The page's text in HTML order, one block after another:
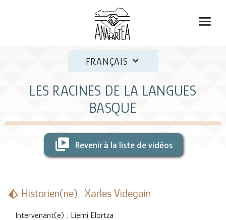
FRANÇAIS
LES RACINES DE LA LANGUES
BASQUE
Revenir à la liste de vidéos
Historien(ne) : Xarles Videgain
Intervenant(e) : Lierni Elortza